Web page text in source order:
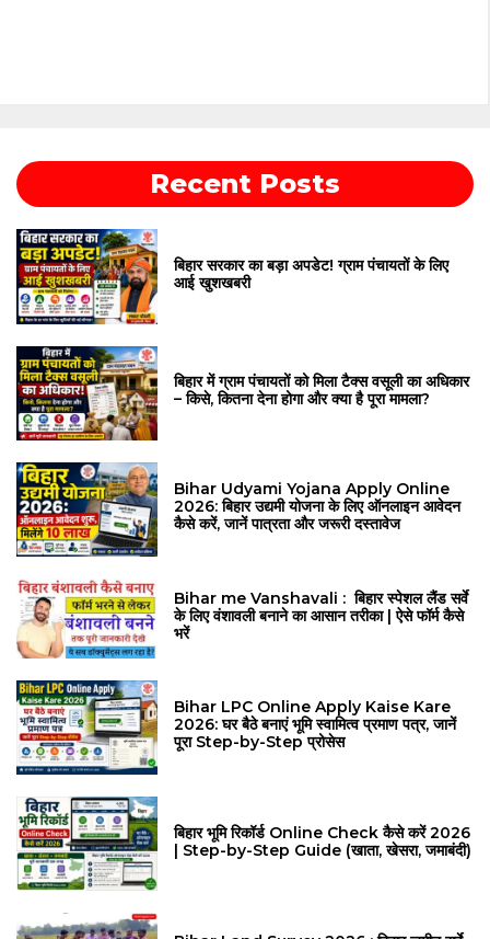
Recent Posts
बिहार सरकार का बड़ा अपडेट! ग्राम पंचायतों के लिए
आई खुशखबरी
बिहार में ग्राम पंचायतों को मिला टैक्स वसूली का अधिकार
– किसे, कितना देना होगा और क्या है पूरा मामला?
Bihar Udyami Yojana Apply Online
2026: बिहार उद्यमी योजना के लिए ऑनलाइन आवेदन
कैसे करें, जानें पात्रता और जरूरी दस्तावेज
Bihar me Vanshavali : बिहार स्पेशल लैंड सर्वे
के लिए वंशावली बनाने का आसान तरीका | ऐसे फॉर्म कैसे
भरें
Bihar LPC Online Apply Kaise Kare
2026: घर बैठे बनाएं भूमि स्वामित्व प्रमाण पत्र, जानें
पूरा Step-by-Step प्रोसेस
बिहार भूमि रिकॉर्ड Online Check कैसे करें 2026
| Step-by-Step Guide (खाता, खेसरा, जमाबंदी)